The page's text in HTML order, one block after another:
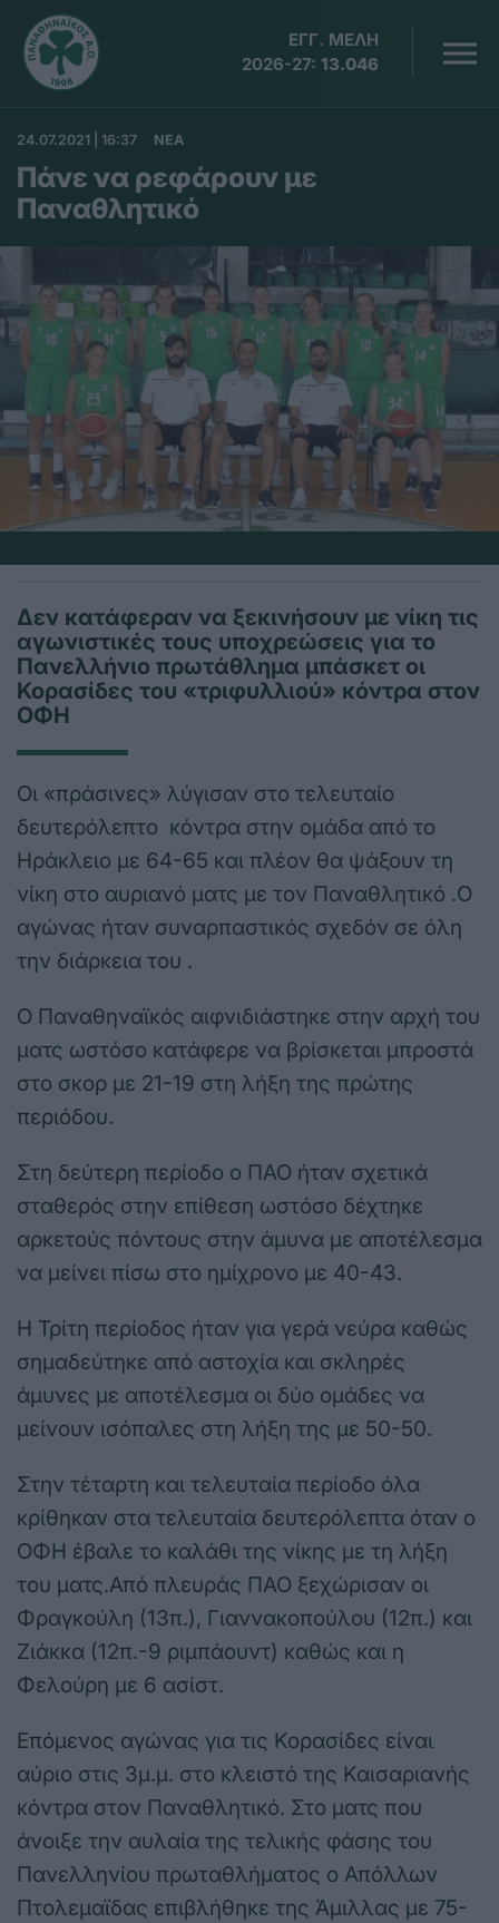
ΕΓΓ. ΜΕΛΗ
2026-27: 13.046
24.07.2021 | 16:37 ΝΕΑ
Πάνε να ρεφάρουν με
Παναθλητικό
Δεν κατάφεραν να ξεκινήσουν με νίκη τις
αγωνιστικές τους υποχρεώσεις για το
Πανελλήνιο πρωτάθλημα μπάσκετ οι
Κορασίδες του «τριφυλλιού» κόντρα στον
ΟΦΗ
Οι «πράσινες» λύγισαν στο τελευταίο
δευτερόλεπτο κόντρα στην ομάδα από το
Ηράκλειο με 64-65 και πλέον θα ψάξουν τη
νίκη στο αυριανό ματς με τον Παναθλητικό .Ο
αγώνας ήταν συναρπαστικός σχεδόν σε όλη
την διάρκεια του .
Ο Παναθηναϊκός αιφνιδιάστηκε στην αρχή του
ματς ωστόσο κατάφερε να βρίσκεται μπροστά
στο σκορ με 21-19 στη λήξη της πρώτης
περιόδου.
Στη δεύτερη περίοδο ο ΠΑΟ ήταν σχετικά
σταθερός στην επίθεση ωστόσο δέχτηκε
αρκετούς πόντους στην άμυνα με αποτέλεσμα
να μείνει πίσω στο ημίχρονο με 40-43.
Η Τρίτη περίοδος ήταν για γερά νεύρα καθώς
σημαδεύτηκε από αστοχία και σκληρές
άμυνες με αποτέλεσμα οι δύο ομάδες να
μείνουν ισόπαλες στη λήξη της με 50-50.
Στην τέταρτη και τελευταία περίοδο όλα
κρίθηκαν στα τελευταία δευτερόλεπτα όταν ο
ΟΦΗ έβαλε το καλάθι της νίκης με τη λήξη
του ματς.Από πλευράς ΠΑΟ ξεχώρισαν οι
Φραγκούλη (13π.), Γιαννακοπούλου (12π.) και
Ζιάκκα (12π.-9 ριμπάουντ) καθώς και η
Φελούρη με 6 ασίστ.
Επόμενος αγώνας για τις Κορασίδες είναι
αύριο στις 3μ.μ. στο κλειστό της Καισαριανής
κόντρα στον Παναθλητικό. Στο ματς που
άνοιξε την αυλαία της τελικής φάσης του
Πανελληνίου πρωταθλήματος ο Απόλλων
Πτολεμαϊδας επιβλήθηκε της Άμιλλας με 75-